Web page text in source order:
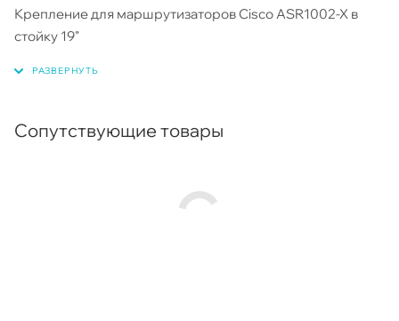
Крепление для маршрутизаторов Cisco ASR1002-X в
стойку 19"
Сопутствующие товары